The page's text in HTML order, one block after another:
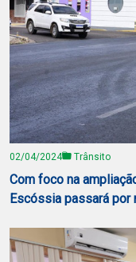
02/04/2024 Trânsito
Com foco na
Escóssia passará por